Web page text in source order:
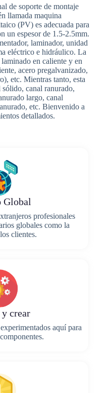
de soporte de montaje
llamada maquina
(PV) es adecuada para
un espesor de 1.5-2.5mm.
laminador, unidad
eléctrico e hidráulico. La
en caliente y en
acero pregalvanizado,
etc. Mientras tanto, esta
canal ranurado,
largo, canal
etc. Bienvenido a
detallados.
Global
profesionales
globales como la
clientes.
crear
aquí para